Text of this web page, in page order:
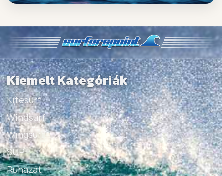
Kiemelt Kategóriák
Kitesurf
Windsurf
Wingsurf
SUP
Ruházat